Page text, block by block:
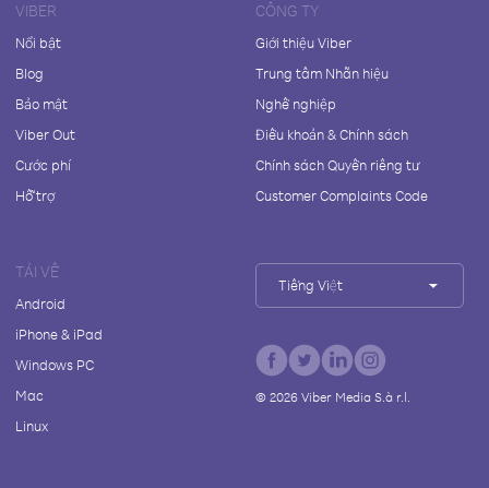
VIBER
Nổi bật
Blog
Bảo mật
Viber Out
Cước phí
Hỗ trợ
CÔNG TY
Giới thiệu Viber
Trung tâm Nhãn hiệu
Nghề nghiệp
Điều khoản & Chính sách
Chính sách Quyền riêng tư
Customer Complaints Code
TẢI VỀ
Android
iPhone & iPad
Windows PC
Mac
Linux
Tiếng Việt
© 2026Viber Media S.à r.l.